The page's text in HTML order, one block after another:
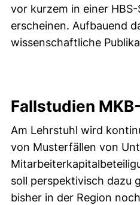
vor kurzem in einer
erscheinen. Aufbauend
wissenschaftliche
Fallstudien
Am Lehrstuhl wird
von Musterfällen von
soll perspektivisch dazu
bisher in der Region